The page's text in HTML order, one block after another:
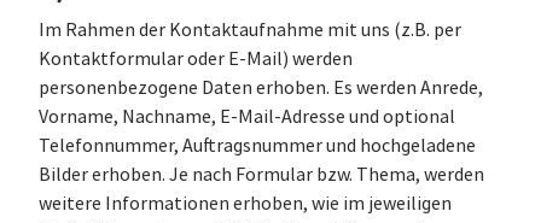
Im Rahmen der Kontaktaufnahme mit uns (z.B. per
Kontaktformular oder E-Mail) werden
personenbezogene Daten erhoben. Es werden Anrede,
Vorname, Nachname, E-Mail-Adresse und optional
Telefonnummer, Auftragsnummer und hochgeladene
Bilder erhoben. Je nach Formular bzw. Thema, werden
weitere Informationen erhoben, wie im jeweiligen